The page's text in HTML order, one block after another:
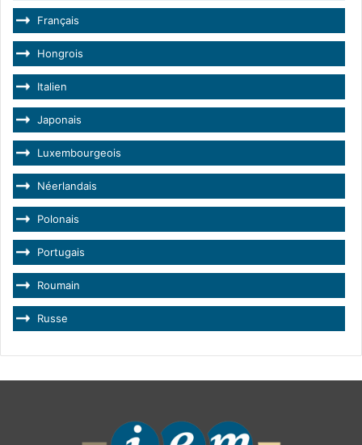
Français
Hongrois
Italien
Japonais
Luxembourgeois
Néerlandais
Polonais
Portugais
Roumain
Russe